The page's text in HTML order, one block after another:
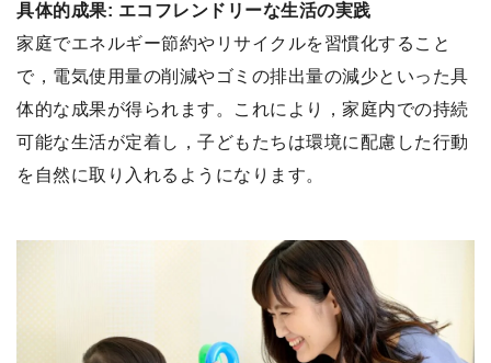
具体的成果: エコフレンドリーな生活の実践
家庭でエネルギー節約やリサイクルを習慣化すること
で，電気使用量の削減やゴミの排出量の減少といった具
体的な成果が得られます。これにより，家庭内での持続
可能な生活が定着し，子どもたちは環境に配慮した行動
を自然に取り入れるようになります。